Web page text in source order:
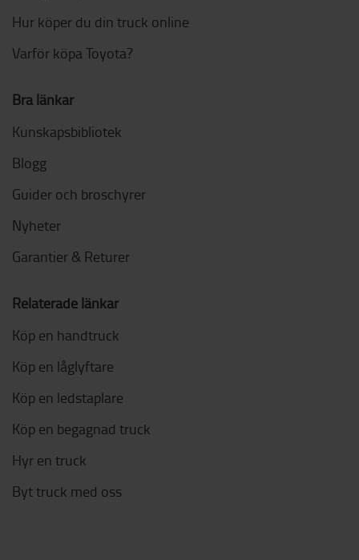
Hur köper du din truck online
Varför köpa Toyota?
Bra länkar
Kunskapsbibliotek
Blogg
Guider och broschyrer
Nyheter
Garantier & Returer
Relaterade länkar
Köp en handtruck
Köp en låglyftare
Köp en ledstaplare
Köp en begagnad truck
Hyr en truck
Byt truck med oss